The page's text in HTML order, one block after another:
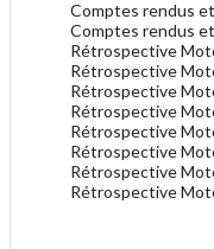
Comptes rendus
Comptes rendus
Rétrospective
Rétrospective
Rétrospective
Rétrospective
Rétrospective
Rétrospective
Rétrospective
Rétrospective